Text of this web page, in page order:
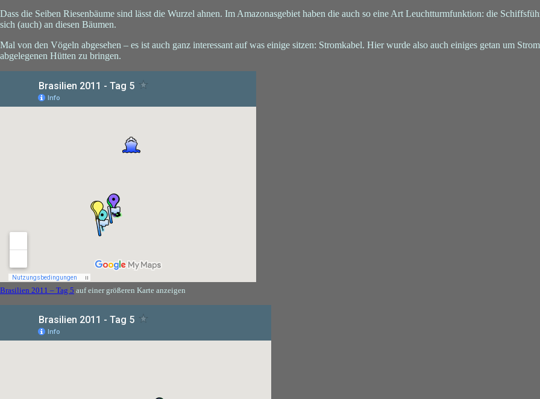
Dass die Seiben Riesenbäume sind lässt die Wurzel ahnen. Im Amazonasgebiet haben die auch so eine Art Leuchtturmfunktion: die
sich (auch) an diesen Bäumen.
Mal von den Vögeln abgesehen – es ist auch ganz interessant auf was einige sitzen: Stromkabel. Hier wurde also auch einiges getan um
abgelegenen Hütten zu bringen.
Brasilien 2011 – Tag 5 auf einer größeren Karte anzeigen